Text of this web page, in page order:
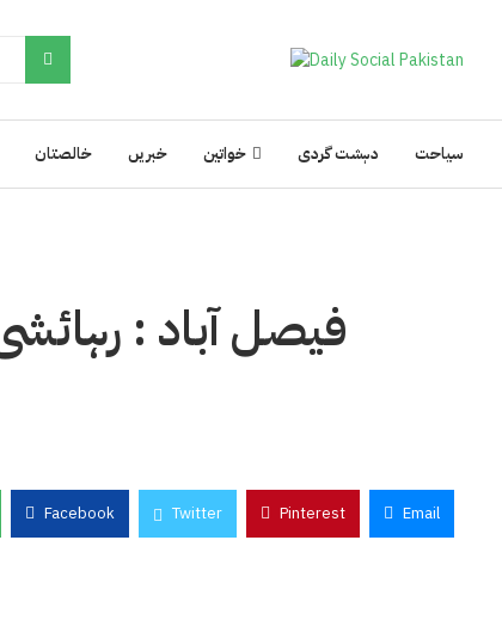
خالصتان خبریں خواتین دہشت گردی سیاحت
Facebook Twitter Pinterest Email